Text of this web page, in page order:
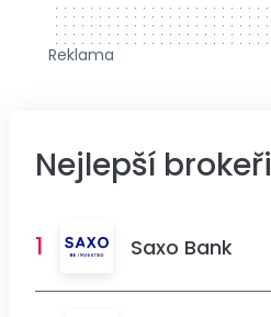
Reklama
Nejlepší brokeři
1 Saxo Bank